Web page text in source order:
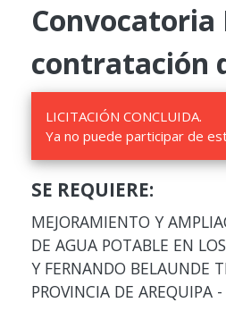
Convocatoria
contratación
LICITACIÓN CONCLUIDA.
Ya no puede participar de
SE REQUIERE:
MEJORAMIENTO Y
DE AGUA POTABLE EN
Y FERNANDO BELAUNDE
PROVINCIA DE AREQUIPA